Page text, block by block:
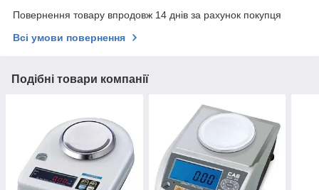
Повернення товару впродовж 14 днів за рахунок покупця
Всі умови повернення
Подібні товари компанії